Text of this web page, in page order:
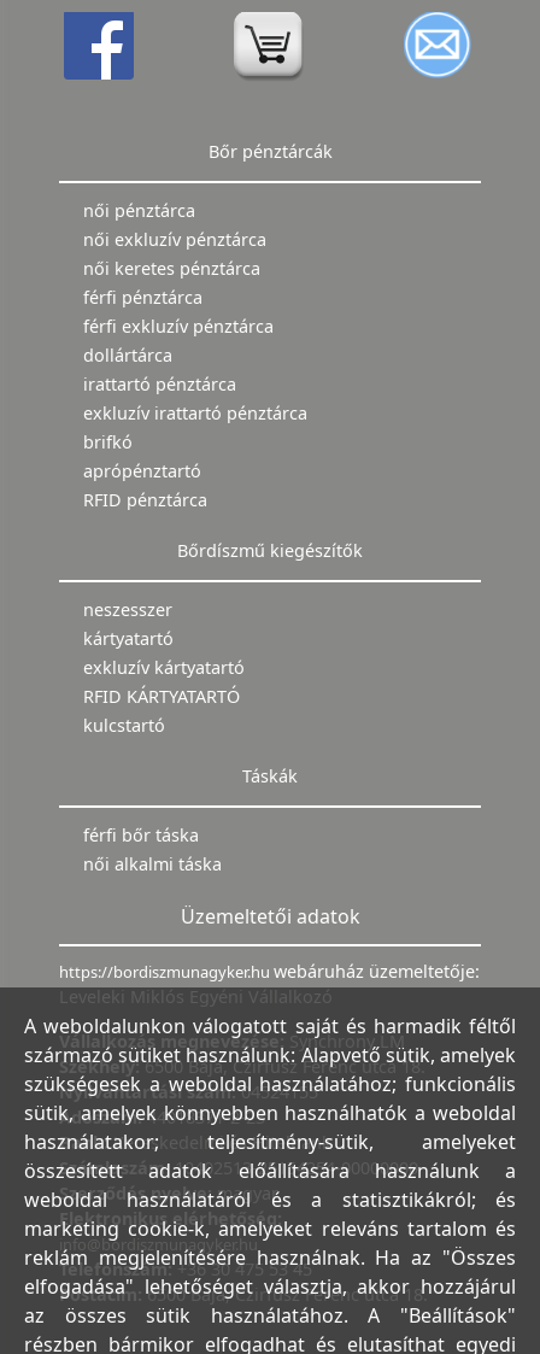
Bőr pénztárcák
női pénztárca
női exkluzív pénztárca
női keretes pénztárca
férfi pénztárca
férfi exkluzív pénztárca
dollártárca
irattartó pénztárca
exkluzív irattartó pénztárca
brifkó
aprópénztartó
RFID pénztárca
Bőrdíszmű kiegészítők
neszesszer
kártyatartó
exkluzív kártyatartó
RFID KÁRTYATARTÓ
kulcstartó
Táskák
férfi bőr táska
női alkalmi táska
Üzemeltetői adatok
https://bordiszmunagyker.hu webáruház üzemeltetője:
Leveleki Miklós Egyéni Vállalkozó
Vállalkozás megnevezése: Synchrony LM
Székhely:6500 Baja, Czirfusz Ferenc utca 18.
Nyilvántartási szám:04524155
Adószám:44018371-2-23
Bank:Kereskedelmi és Hitelbank
Számlaszám:10402513-25154254-00000000
Szerződés nyelve:magyar
Elektronikus elérhetőség:
info@bordiszmunagyker.hu
Telefonszám: +36 30 475 53 45
Postacím:6500 Baja, Czirfusz Ferenc utca 18.
A weboldalunkon válogatott saját és harmadik féltől
származó sütiket használunk: Alapvető sütik, amelyek
szükségesek a weboldal használatához; funkcionális
sütik, amelyek könnyebben használhatók a weboldal
használatakor; teljesítmény-sütik, amelyeket
összesített adatok előállítására használunk a
weboldal használatáról és a statisztikákról; és
marketing cookie-k, amelyeket releváns tartalom és
reklám megjelenítésére használnak. Ha az "Összes
elfogadása" lehetőséget választja, akkor hozzájárul
az összes sütik használatához. A "Beállítások"
részben bármikor elfogadhat és elutasíthat egyedi